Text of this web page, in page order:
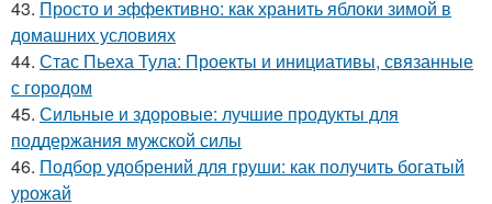
43. Просто и эффективно: как хранить яблоки зимой в
домашних условиях
44. Стас Пьеха Тула: Проекты и инициативы, связанные
с городом
45. Сильные и здоровые: лучшие продукты для
поддержания мужской силы
46. Подбор удобрений для груши: как получить богатый
урожай